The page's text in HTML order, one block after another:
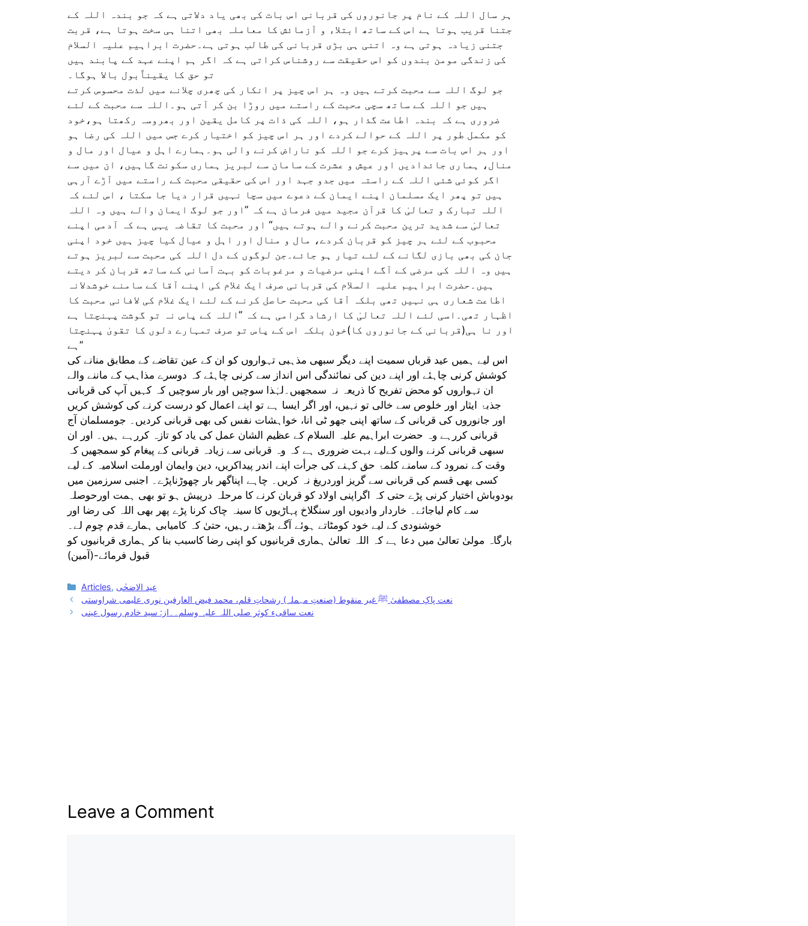
ہر سال اللہ کے نام پر جانوروں کی قربانی اس بات کی بھی یاد دلاتی ہے کہ جو بندہ اللہ کے
جتنا قریب ہوتا ہے اس کے ساتھ ابتلاء و آزمائش کا معاملہ بھی اتنا ہی سخت ہوتا ہے، قربت
جتنی زیادہ ہوتی ہے وہ اتنی ہی بڑی قربانی کی طالب ہوتی ہے۔حضرت ابراہیم علیہ السلام
کی زندگی مومن بندوں کو اس حقیقت سے روشناس کراتی ہے کہ اگر ہم اپنے عہد کے پابند ہیں
تو حق کا یقیناًبول بالا ہوگا۔
جو لوگ اللہ سے محبت کرتے ہیں وہ ہر اس چیز پر انکار کی چھری چلانے میں لذت محسوس کرتے
ہیں جو اللہ کے ساتھ سچی محبت کے راستے میں روڑا بن کر آتی ہو۔اللہ سے محبت کے لئے
ضروری ہے کہ بندہ اطاعت گذار ہو، اللہ کی ذات پر کامل یقین اور بھروسہ رکھتا ہو،خود
کو مکمل طور پر اللہ کے حوالے کردے اور ہر اس چیز کو اختیار کرے جس میں اللہ کی رضا ہو
اور ہر اس بات سے پرہیز کرے جو اللہ کو ناراض کرنے والی ہو۔ہمارے اہل و عیال اور مال و
منال، ہماری جائدادیں اور عیش و عشرت کے سامان سے لبریز ہماری سکونت گاہیں، ان میں سے
اگر کوئی شئی اللہ کے راستہ میں جدو جہد اور اس کی حقیقی محبت کے راستے میں آڑے آرہی
ہیں تو پھر ایک مسلمان اپنے ایمان کے دعوے میں سچا نہیں قرار دیا جا سکتا ، اس لئے کہ
اللہ تبارک و تعالیٰ کا قرآن مجید میں فرمان ہے کہ ’’اور جو لوگ ایمان والے ہیں وہ اللہ
تعالیٰ سے شدید ترین محبت کرنے والے ہوتے ہیں‘‘ اور محبت کا تقاضہ یہی ہے کہ آدمی اپنے
محبوب کے لئے ہر چیز کو قربان کردے، مال و منال اور اہل و عیال کیا چیز ہیں خود اپنی
جان کی بھی بازی لگانے کے لئے تیار ہو جائے۔جن لوگوں کے دل اللہ کی محبت سے لبریز ہوتے
ہیں وہ اللہ کی مرضی کے آگے اپنی مرضیات و مرغوبات کو بہت آسانی کے ساتھ قربان کر دیتے
ہیں۔حضرت ابراہیم علیہ السلام کی قربانی صرف ایک غلام کی اپنے آقا کے سامنے خوشدلانہ
اطاعت شعاری ہی نہیں تھی بلکہ آقا کی محبت حاصل کرنے کے لئے ایک غلام کی لافانی محبت کا
اظہار تھی۔اسی لئے اللہ تعالیٰ کا ارشاد گرامی ہے کہ ’’اللہ کے پاس نہ تو گوشت پہنچتا ہے
اور نا ہی(قربانی کے جانوروں کا)خون بلکہ اس کے پاس تو صرف تمہارے دلوں کا تقویٰ پہنچتا
ہے‘‘
اس لیے ہمیں عید قرباں سمیت اپنے دیگر سبھی مذہبی تہواروں کو ان کے عین تقاضے کے مطابق منانے کی
کوشش کرنی چاہئے اور اپنے دین کی نمائندگی اس انداز سے کرنی چاہئے کہ دوسرے مذاہب کے ماننے والے
ان تہواروں کو محض تفریح کا ذریعہ نہ سمجھیں۔لہٰذا سوچیں اور بار سوچیں کہ کہیں آپ کی قربانی
جذبۂ ایثار اور خلوص سے خالی تو نہیں، اور اگر ایسا ہے تو اپنے اعمال کو درست کرنے کی کوشش کریں
اور جانوروں کی قربانی کے ساتھ اپنی جھو ٹی انا، خواہشات نفس کی بھی قربانی کردیں۔ جومسلمان آج
قربانی کررہے وہ حضرت ابراہیم علیہ السلام کے عظیم الشان عمل کی یاد کو تازہ کررہے ہیں۔ اور ان
سبھی قربانی کرنے والوں کےلیے بہت ضروری ہے کہ وہ قربانی سے زیادہ قربانی کے پیغام کو سمجھیں کہ
وقت کے نمرود کے سامنے کلمۂ حق کہنے کی جرأت اپنے اندر پیداکریں، دین وایمان اورملت اسلامیہ کے لیے
کسی بھی قسم کی قربانی سے گریز اوردریغ نہ کریں۔ چاہے اپناگھر بار چھوڑناپڑے۔ اجنبی سرزمین میں
بودوباش اختیار کرنی پڑے حتی کہ اگراپنی اولاد کو قربان کرنے کا مرحلہ درپیش ہو تو بھی ہمت اورحوصلہ
سے کام لیاجائے۔ خاردار وادیوں اور سنگلاخ پہاڑیوں کا سینہ چاک کرنا پڑے پھر بھی اللہ کی رضا اور
خوشنودی کے لیے خود کومٹاتے ہوئے آگے بڑھتے رہیں، حتیٰ کہ کامیابی ہمارے قدم چوم لے۔
بارگاہ مولیٰ تعالیٰ میں دعا ہے کہ اللہ تعالیٰ ہماری قربانیوں کو اپنی رضا کاسبب بنا کر ہماری قربانیوں کو
قبول فرمائے-(آمین)
Categories
Articles, عید الاضحٰی
نعت پاکِ مصطفیٰ ﷺ غیر منقوط (صنعتِ مہملہ) رشحاتِ قلم، محمد فیض العارفین نوری علیمی شراوستی
نعت ساقیء کوثر صلی اللہ علیہ وسلم۔۔از: سید خادم رسول عینی
Leave a Comment